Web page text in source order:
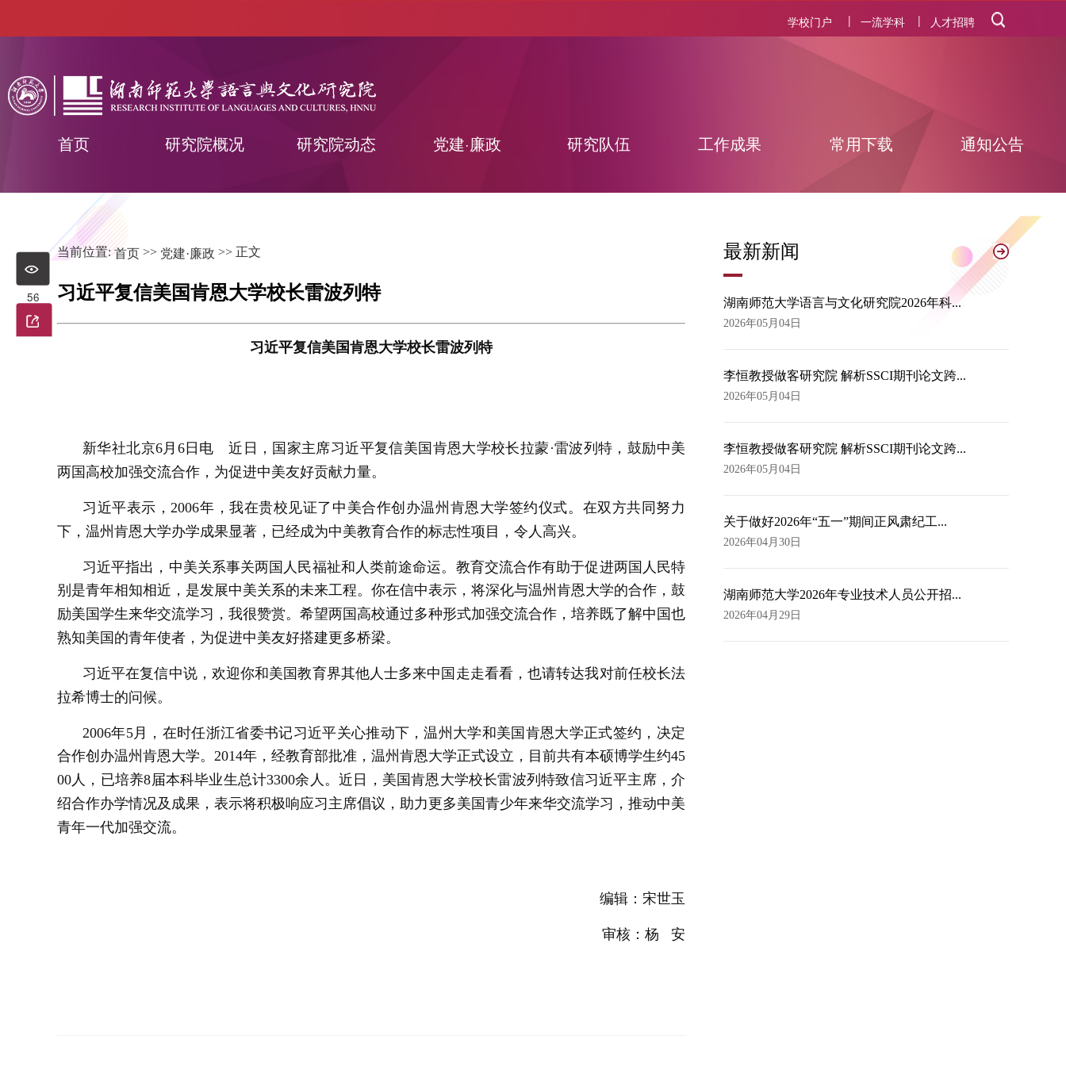
学校门户 | 一流学科 | 人才招聘
首页 研究院概况 研究院动态 党建·廉政 研究队伍 工作成果 常用下载 通知公告
当前位置:首页 >> 党建·廉政 >> 正文
56 习近平复信美国肯恩大学校长雷波列特
习近平复信美国肯恩大学校长雷波列特
新华社北京6月6日电 近日，国家主席习近平复信美国肯恩大学校长拉蒙·雷波列特，鼓励中美
两国高校加强交流合作，为促进中美友好贡献力量。
习近平表示，2006年，我在贵校见证了中美合作创办温州肯恩大学签约仪式。在双方共同努力
下，温州肯恩大学办学成果显著，已经成为中美教育合作的标志性项目，令人高兴。
习近平指出，中美关系事关两国人民福祉和人类前途命运。教育交流合作有助于促进两国人民特
别是青年相知相近，是发展中美关系的未来工程。你在信中表示，将深化与温州肯恩大学的合作，鼓
励美国学生来华交流学习，我很赞赏。希望两国高校通过多种形式加强交流合作，培养既了解中国也
熟知美国的青年使者，为促进中美友好搭建更多桥梁。
习近平在复信中说，欢迎你和美国教育界其他人士多来中国走走看看，也请转达我对前任校长法
拉希博士的问候。
2006年5月，在时任浙江省委书记习近平关心推动下，温州大学和美国肯恩大学正式签约，决定
合作创办温州肯恩大学。2014年，经教育部批准，温州肯恩大学正式设立，目前共有本硕博学生约45
00人，已培养8届本科毕业生总计3300余人。近日，美国肯恩大学校长雷波列特致信习近平主席，介
绍合作办学情况及成果，表示将积极响应习主席倡议，助力更多美国青少年来华交流学习，推动中美
青年一代加强交流。
编辑：宋世玉
审核：杨 安
最新新闻
湖南师范大学语言与文化研究院2026年科...
2026年05月04日
李恒教授做客研究院 解析SSCI期刊论文跨...
2026年05月04日
李恒教授做客研究院 解析SSCI期刊论文跨...
2026年05月04日
关于做好2026年“五一”期间正风肃纪工...
2026年04月30日
湖南师范大学2026年专业技术人员公开招...
2026年04月29日